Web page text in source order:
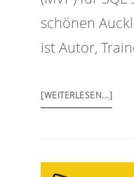
schönen
ist Autor,
[WEITERLESEN...]